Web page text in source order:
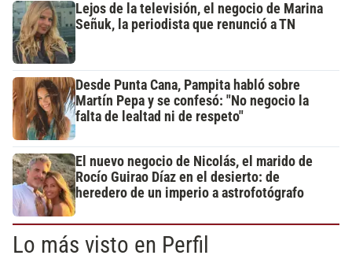
Lejos de la televisión, el negocio de Marina
Señuk, la periodista que renunció a TN
Desde Punta Cana, Pampita habló sobre
Martín Pepa y se confesó: "No negocio la
falta de lealtad ni de respeto"
El nuevo negocio de Nicolás, el marido de
Rocío Guirao Díaz en el desierto: de
heredero de un imperio a astrofotógrafo
Lo más visto en Perfil